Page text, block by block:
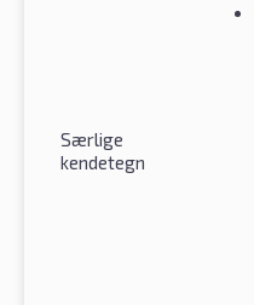
Særlige
kendetegn